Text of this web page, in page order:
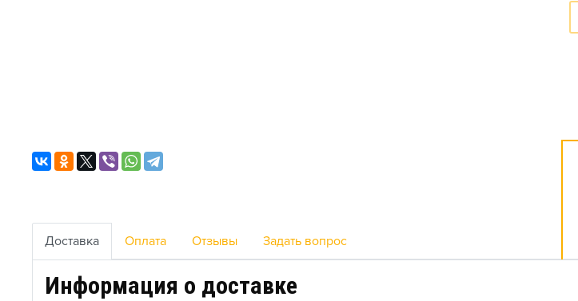
Доставка Оплата Отзывы Задать вопрос
Информация о доставке